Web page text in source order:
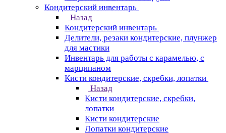
Кондитерский инвентарь
Назад
Кондитерский инвентарь
Делители, резаки кондитерские, плунжер
для мастики
Инвентарь для работы с карамелью, с
марципаном
Кисти кондитерские, скребки, лопатки
Назад
Кисти кондитерские, скребки,
лопатки
Кисти кондитерские
Лопатки кондитерские